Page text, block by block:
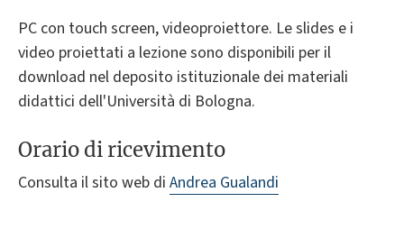
PC con touch screen, videoproiettore. Le slides e i
video proiettati a lezione sono disponibili per il
download nel deposito istituzionale dei materiali
didattici dell'Università di Bologna.
Orario di ricevimento
Consulta il sito web di Andrea Gualandi